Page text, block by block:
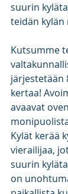
suurin
teidän kylän
Kutsumme
järjestetään
kertaa!
avaavat
Kylät kerää
vierailijaa,
suurin
on